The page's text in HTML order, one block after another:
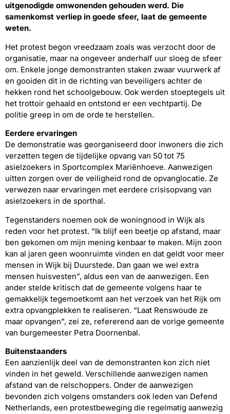
uitgenodigde omwonenden gehouden werd. Die
samenkomst verliep in goede sfeer, laat de gemeente
weten.
Het protest begon vreedzaam zoals was verzocht door de
organisatie, maar na ongeveer anderhalf uur sloeg de sfeer
om. Enkele jonge demonstranten staken zwaar vuurwerk af
en gooiden dit in de richting van beveiligers achter de
hekken rond het schoolgebouw. Ook werden stoeptegels uit
het trottoir gehaald en ontstond er een vechtpartij. De
politie greep in om de orde te herstellen.
Eerdere ervaringen
De demonstratie was georganiseerd door inwoners die zich
verzetten tegen de tijdelijke opvang van 50 tot 75
asielzoekers in Sportcomplex Mariënhoeve. Aanwezigen
uitten zorgen over de veiligheid rond de opvanglocatie. Ze
verwezen naar ervaringen met eerdere crisisopvang van
asielzoekers in de sporthal.
Tegenstanders noemen ook de woningnood in Wijk als
reden voor het protest. “Ik blijf een beetje op afstand, maar
ben gekomen om mijn mening kenbaar te maken. Mijn zoon
kan al jaren geen woonruimte vinden en dat geldt voor meer
mensen in Wijk bij Duurstede. Dan gaan we wel extra
mensen huisvesten”, aldus een van de aanwezigen. Een
ander stelde kritisch dat de gemeente volgens haar te
gemakkelijk tegemoetkomt aan het verzoek van het Rijk om
extra opvangplekken te realiseren. “Laat Renswoude ze
maar opvangen”, zei ze, refererend aan de vorige gemeente
van burgemeester Petra Doornenbal.
Buitenstaanders
Een aanzienlijk deel van de demonstranten kon zich niet
vinden in het geweld. Verschillende aanwezigen namen
afstand van de relschoppers. Onder de aanwezigen
bevonden zich volgens omstanders ook leden van Defend
Netherlands, een protestbeweging die regelmatig aanwezig